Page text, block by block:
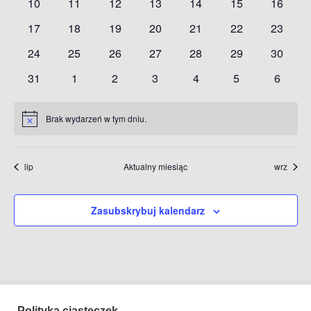
0
17
0
18
0
19
0
20
0
21
0
22
0
23
0
24
0
25
0
26
0
27
0
28
0
29
0
30
0
31
0
1
0
2
0
3
0
4
0
5
0
6
Powiadomienie
Brak wydarzeń w tym dniu.
lip Aktualny miesiąc wrz
Zasubskrybuj kalendarz